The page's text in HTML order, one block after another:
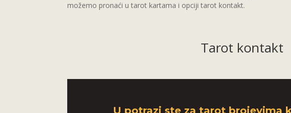
možemo pronaći u tarot kartama i opciji tarot kontakt.
Tarot kontakt
U potrazi ste za tarot brojevima